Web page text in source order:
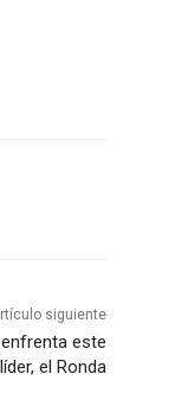
siguiente
este
el Ronda